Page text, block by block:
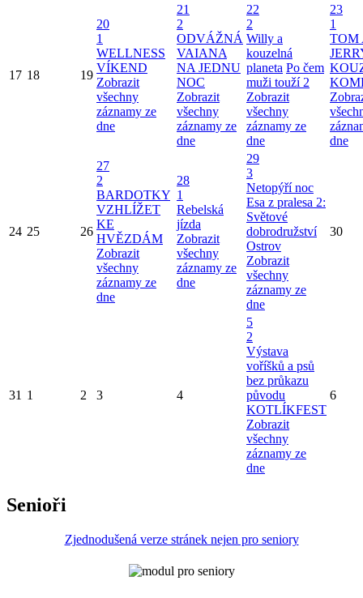
17 18 19
20
1
WELLNESS
VÍKEND
Zobrazit
všechny
záznamy ze
dne
21
2
ODVÁŽNÁ
VAIANA
NA JEDNU
NOC
Zobrazit
všechny
záznamy ze
dne
22
2
Willy a
kouzelná
planeta Po čem
muži touží 2
Zobrazit
všechny
záznamy ze
dne
23
1
TOM
dne
24 25 26
27
2
BARDOTKY
VZHLÍŽET
KE
HVĚZDÁM
Zobrazit
všechny
záznamy ze
dne
28
1
Rebelská
jízda
Zobrazit
všechny
záznamy ze
dne
29
3
Netopýří noc
Esa z pralesa 2:
Světové
dobrodružství
Ostrov
Zobrazit
všechny
záznamy ze
dne
30
31 1 2 3 4
5
2
Výstava
voříšků a psů
bez průkazu
původu
KOTLÍKFEST
Zobrazit
všechny
záznamy ze
dne
6
Senioři
Zjednodušená verze stránek nejen pro seniory